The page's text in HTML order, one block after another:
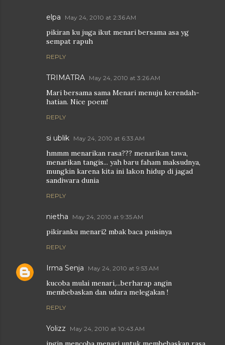
elpa May 24, 2010 at 2:36 AM
pikiran ku juga ikut menari bersama asa yg
sempat rapuh
REPLY
TRIMATRA May 24, 2010 at 3:26 AM
Mari bersama sama Menari menuju kerendah-
hatian. Nice poem!
REPLY
si ublik May 24, 2010 at 6:33 AM
hmmm menarikan rasa??? menarikan tawa,
menarikan tangis... yah baru faham maksudnya,
mungkin karena kita ini lakon hidup di jagad
sandiwara dunia
REPLY
nietha May 24, 2010 at 9:35 AM
pikiranku menari2 mbak baca puisinya
REPLY
Irma Senja May 24, 2010 at 9:53 AM
kucoba mulai menari,...berharap angin
membebaskan dan udara melegakan !
REPLY
Yolizz May 24, 2010 at 10:43 AM